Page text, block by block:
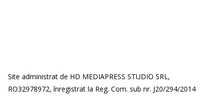
Site administrat de HD MEDIAPRESS STUDIO SRL,
RO32978972, înregistrat la Reg. Com. sub nr. J20/294/2014